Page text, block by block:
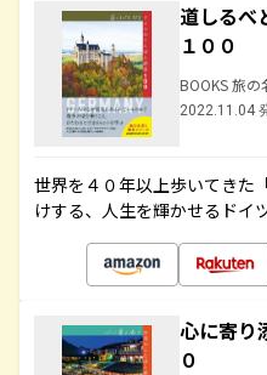
道しるべ
１００
BOOKS 旅の
2022.11.04
世界を４０年以上歩いてきた
けする、人生を輝かせるドイ
心に寄り
０